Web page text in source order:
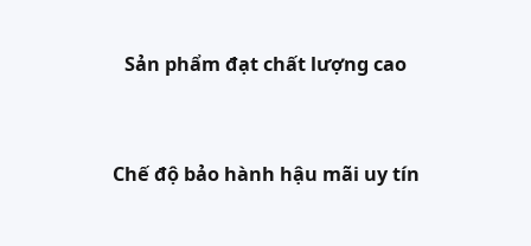
Sản phẩm đạt chất lượng cao
Chế độ bảo hành hậu mãi uy tín